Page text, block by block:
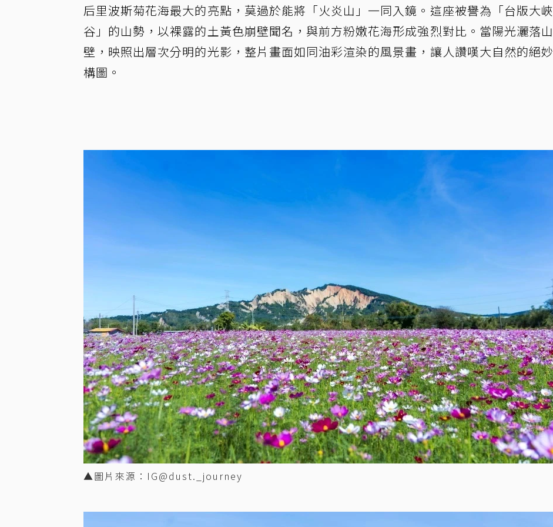
后里波斯菊花海最大的亮點，莫過於能將「火炎山」一同入鏡。這座被譽為「台版大峽
谷」的山勢，以裸露的土黃色崩壁聞名，與前方粉嫩花海形成強烈對比。當陽光灑落山
壁，映照出層次分明的光影，整片畫面如同油彩渲染的風景畫，讓人讚嘆大自然的絕妙
構圖。
▲圖片來源：IG@dust._journey